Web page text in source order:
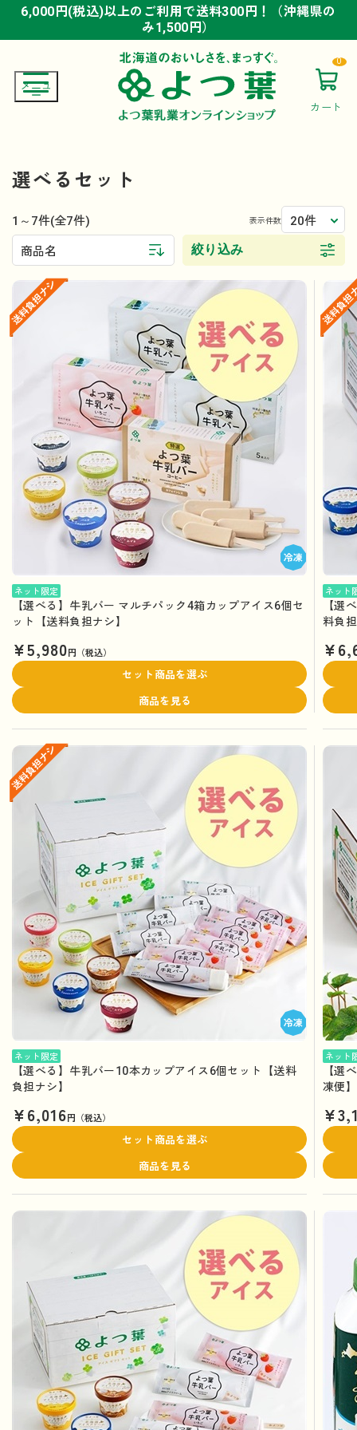
6,000円(税込)以上のご利用で送料300円！（沖縄県の
み1,500円）
6,000円(税込)以上のご利用で送料300円！（沖縄県の
み1,500円）
6,000円(税込)以上のご利用で送料300円！（沖縄県の
み1,500円）
カート
0
選べるセット
1～7件(全7件) 表示件数 20件
商品名 絞り込み
ネット限定
【選べる】牛乳バー マルチパック4箱カップアイス6個セ
ット【送料負担ナシ】
¥5,980円（税込）
セット商品を選ぶ
商品を見る
ネット
【選
料負
ネット限定
【選べる】牛乳バー10本カップアイス6個セット【送料
負担ナシ】
¥6,016円（税込）
セット商品を選ぶ
商品を見る
ネット
【選
凍便】